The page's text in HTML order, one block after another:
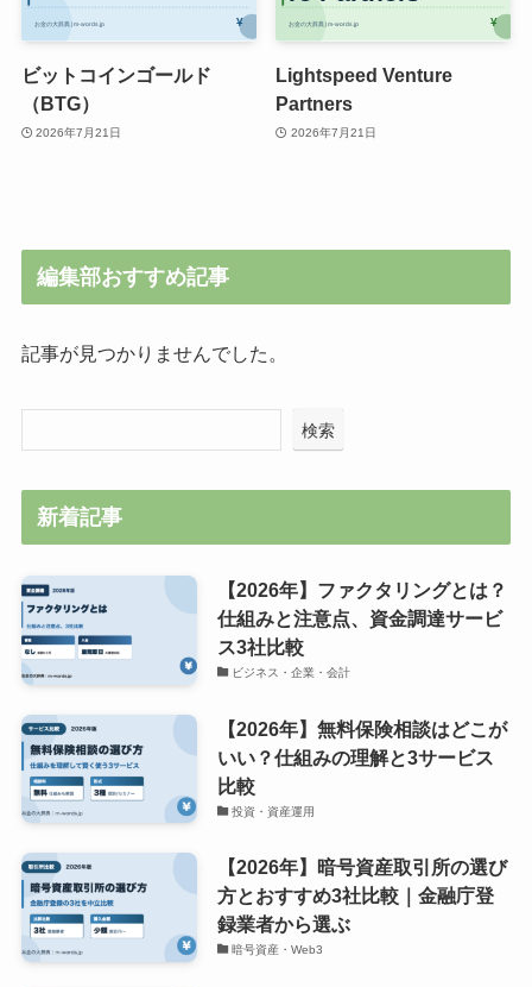
ビットコインゴールド
（BTG）
2026年7月21日
Lightspeed Venture
Partners
2026年7月21日
編集部おすすめ記事
記事が見つかりませんでした。
検索
新着記事
【2026年】ファクタリングとは？
仕組みと注意点、資金調達サービ
ス3社比較
ビジネス・企業・会計
【2026年】無料保険相談はどこが
いい？仕組みの理解と3サービス
比較
投資・資産運用
【2026年】暗号資産取引所の選び
方とおすすめ3社比較｜金融庁登
録業者から選ぶ
暗号資産・Web3